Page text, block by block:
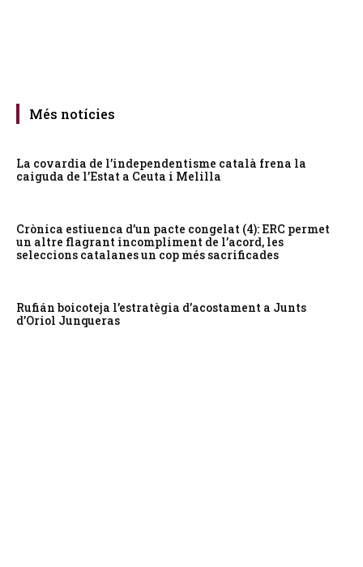
Més notícies
La covardia de l’independentisme català frena la
caiguda de l’Estat a Ceuta i Melilla
Crònica estiuenca d’un pacte congelat (4): ERC permet
un altre flagrant incompliment de l’acord, les
seleccions catalanes un cop més sacrificades
Rufián boicoteja l’estratègia d’acostament a Junts
d’Oriol Junqueras